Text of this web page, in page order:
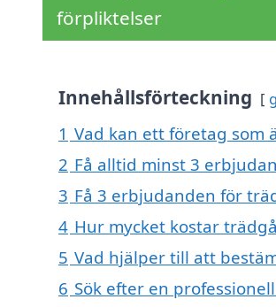
förpliktelser
Innehållsförteckning
1 Vad kan ett företag som
2 Få alltid minst 3
3 Få 3 erbjudanden för
4 Hur mycket kostar
5 Vad hjälper till att
6 Sök efter en